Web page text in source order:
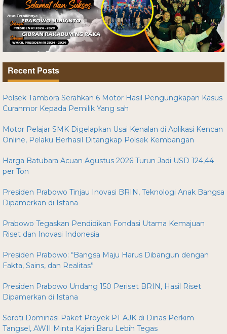
Recent Posts
Polsek Tambora Serahkan 6 Motor Hasil Pengungkapan Kasus
Curanmor Kepada Pemilik Yang sah
Motor Pelajar SMK Digelapkan Usai Kenalan di Aplikasi Kencan
Online, Pelaku Berhasil Ditangkap Polsek Kembangan
Harga Batubara Acuan Agustus 2026 Turun Jadi USD 124,44
per Ton
Presiden Prabowo Tinjau Inovasi BRIN, Teknologi Anak Bangsa
Dipamerkan di Istana
Prabowo Tegaskan Pendidikan Fondasi Utama Kemajuan
Riset dan Inovasi Indonesia
Presiden Prabowo: “Bangsa Maju Harus Dibangun dengan
Fakta, Sains, dan Realitas”
Presiden Prabowo Undang 150 Periset BRIN, Hasil Riset
Dipamerkan di Istana
Soroti Dominasi Paket Proyek PT AJK di Dinas Perkim
Tangsel, AWII Minta Kajari Baru Lebih Tegas